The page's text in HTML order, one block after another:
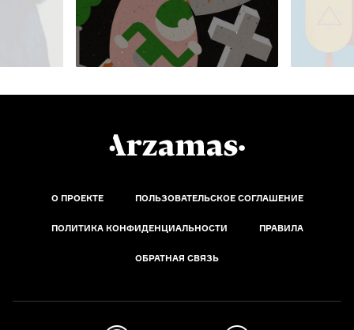
О ПРОЕКТЕ ПОЛЬЗОВАТЕЛЬСКОЕ СОГЛАШЕНИЕ
ПОЛИТИКА КОНФИДЕНЦИАЛЬНОСТИ ПРАВИЛА
ОБРАТНАЯ СВЯЗЬ